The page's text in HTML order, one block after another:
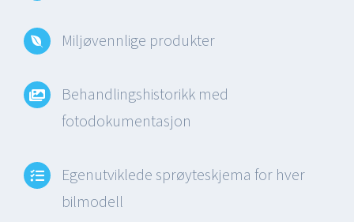
Miljøvennlige produkter
Behandlingshistorikk med
fotodokumentasjon
Egenutviklede sprøyteskjema for hver
bilmodell